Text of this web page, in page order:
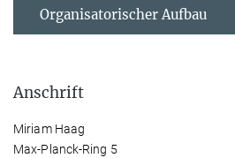
Organisatorischer Aufbau
Anschrift
Miriam Haag
Max-Planck-Ring 5